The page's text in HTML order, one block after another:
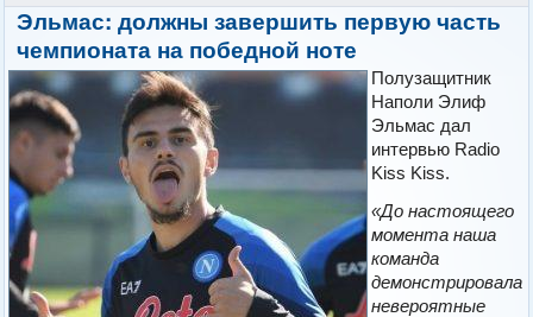
Эльмас: должны завершить первую часть
чемпионата на победной ноте
Полузащитник
Наполи Элиф
Эльмас дал
интервью Radio
Kiss Kiss.
«До настоящего
момента наша
команда
демонстрировала
невероятные